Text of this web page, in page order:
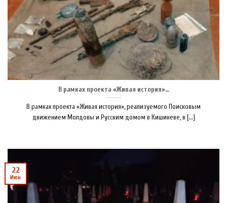
В рамках проекта «Живая история»…
В рамках проекта «Живая история», реализуемого Поисковым
движением Молдовы и Русским домом в Кишиневе, в [...]
22
Июн